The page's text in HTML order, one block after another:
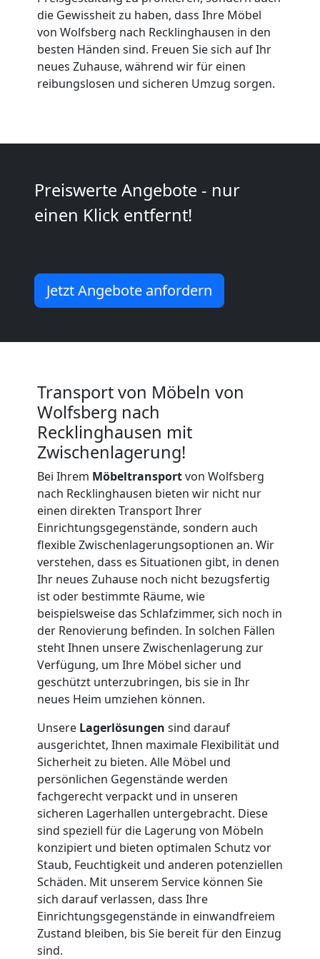
die Gewissheit zu haben, dass Ihre Möbel
von Wolfsberg nach Recklinghausen in den
besten Händen sind. Freuen Sie sich auf Ihr
neues Zuhause, während wir für einen
reibungslosen und sicheren Umzug sorgen.
Preiswerte Angebote - nur
einen Klick entfernt!
Jetzt Angebote anfordern
Transport von Möbeln von
Wolfsberg nach
Recklinghausen mit
Zwischenlagerung!
Bei Ihrem Möbeltransportvon Wolfsberg
nach Recklinghausen bieten wir nicht nur
einen direkten Transport Ihrer
Einrichtungsgegenstände, sondern auch
flexible Zwischenlagerungsoptionen an. Wir
verstehen, dass es Situationen gibt, in denen
Ihr neues Zuhause noch nicht bezugsfertig
ist oder bestimmte Räume, wie
beispielsweise das Schlafzimmer, sich noch in
der Renovierung befinden. In solchen Fällen
steht Ihnen unsere Zwischenlagerung zur
Verfügung, um Ihre Möbel sicher und
geschützt unterzubringen, bis sie in Ihr
neues Heim umziehen können.
Unsere Lagerlösungen sind darauf
ausgerichtet, Ihnen maximale Flexibilität und
Sicherheit zu bieten. Alle Möbel und
persönlichen Gegenstände werden
fachgerecht verpackt und in unseren
sicheren Lagerhallen untergebracht. Diese
sind speziell für die Lagerung von Möbeln
konzipiert und bieten optimalen Schutz vor
Staub, Feuchtigkeit und anderen potenziellen
Schäden. Mit unserem Service können Sie
sich darauf verlassen, dass Ihre
Einrichtungsgegenstände in einwandfreiem
Zustand bleiben, bis Sie bereit für den Einzug
sind.
Umzüge
Wolfsberg
Anfrage
National
Möbeltransport
International
Beiladung
National
Beiladung
International
Internationaler
Umzug
Nationaler
Umzug